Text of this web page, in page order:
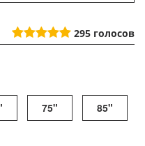
295 голосов
75" 85"